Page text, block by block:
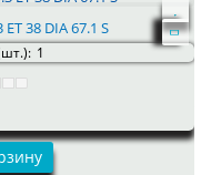
38 DIA 67.1 S
1